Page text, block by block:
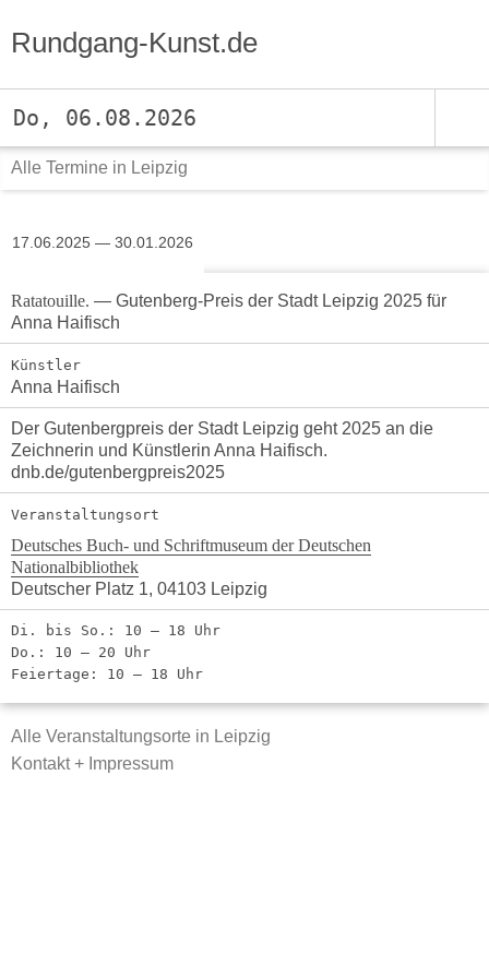
Rundgang-Kunst.de
Do, 06.08.2026
Alle Termine in Leipzig
17.06.2025 — 30.01.2026
Ratatouille. — Gutenberg-Preis der Stadt Leipzig 2025 für
Anna Haifisch
Künstler
Anna Haifisch
Der Gutenbergpreis der Stadt Leipzig geht 2025 an die
Zeichnerin und Künstlerin Anna Haifisch.
dnb.de/gutenbergpreis2025
Veranstaltungsort
Deutsches Buch- und Schriftmuseum der Deutschen
Nationalbibliothek
Deutscher Platz 1, 04103 Leipzig
Di. bis So.: 10 – 18 Uhr
Do.: 10 – 20 Uhr
Feiertage: 10 – 18 Uhr
Alle Veranstaltungsorte in Leipzig
Kontakt + Impressum